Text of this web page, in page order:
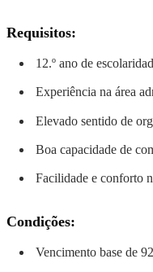
Requisitos:
12.º ano de
Experiência na área
Elevado sentido de
Boa capacidade de
Facilidade e conforto
Condições:
Vencimento base de